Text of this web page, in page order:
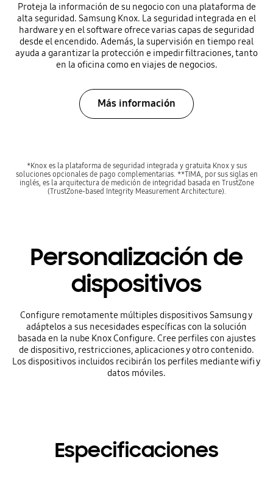
Proteja la información de su negocio con una plataforma de
alta seguridad. Samsung Knox. La seguridad integrada en el
hardware y en el software ofrece varias capas de seguridad
desde el encendido. Además, la supervisión en tiempo real
ayuda a garantizar la protección e impedir filtraciones, tanto
en la oficina como en viajes de negocios.
Más información
*Knox es la plataforma de seguridad integrada y gratuita Knox y sus
soluciones opcionales de pago complementarias. **TIMA, por sus siglas en
inglés, es la arquitectura de medición de integridad basada en TrustZone
(TrustZone-based Integrity Measurement Architecture).
Personalización de
dispositivos
Configure remotamente múltiples dispositivos Samsung y
adáptelos a sus necesidades específicas con la solución
basada en la nube Knox Configure. Cree perfiles con ajustes
de dispositivo, restricciones, aplicaciones y otro contenido.
Los dispositivos incluidos recibirán los perfiles mediante wifi y
datos móviles.
Especificaciones